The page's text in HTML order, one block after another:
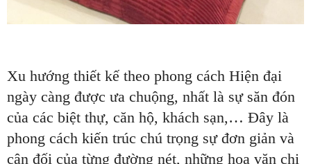
Xu hướng thiết kế theo phong cách Hiện đại
ngày càng được ưa chuộng, nhất là sự săn đón
của các biệt thự, căn hộ, khách sạn,… Đây là
phong cách kiến trúc chú trọng sự đơn giản và
cân đối của từng đường nét, những hoa văn chi